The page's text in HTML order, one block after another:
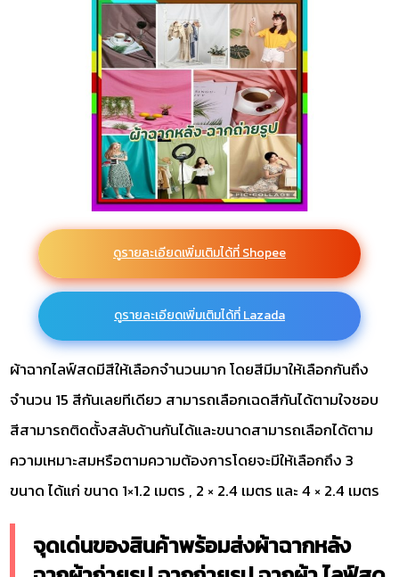
ดูรายละเอียดเพิ่มเติมได้ที่ Shopee
ดูรายละเอียดเพิ่มเติมได้ที่ Lazada
ผ้าฉากไลฟ์สดมีสีให้เลือกจำนวนมาก โดยสีมีมาให้เลือกกันถึง
จำนวน 15 สีกันเลยทีเดียว สามารถเลือกเฉดสีกันได้ตามใจชอบ
สีสามารถติดตั้งสลับด้านกันได้และขนาดสามารถเลือกได้ตาม
ความเหมาะสมหรือตามความต้องการโดยจะมีให้เลือกถึง 3
ขนาด ได้แก่ ขนาด 1×1.2 เมตร , 2 × 2.4 เมตร และ 4 × 2.4 เมตร
จุดเด่นของสินค้าพร้อมส่งผ้าฉากหลัง